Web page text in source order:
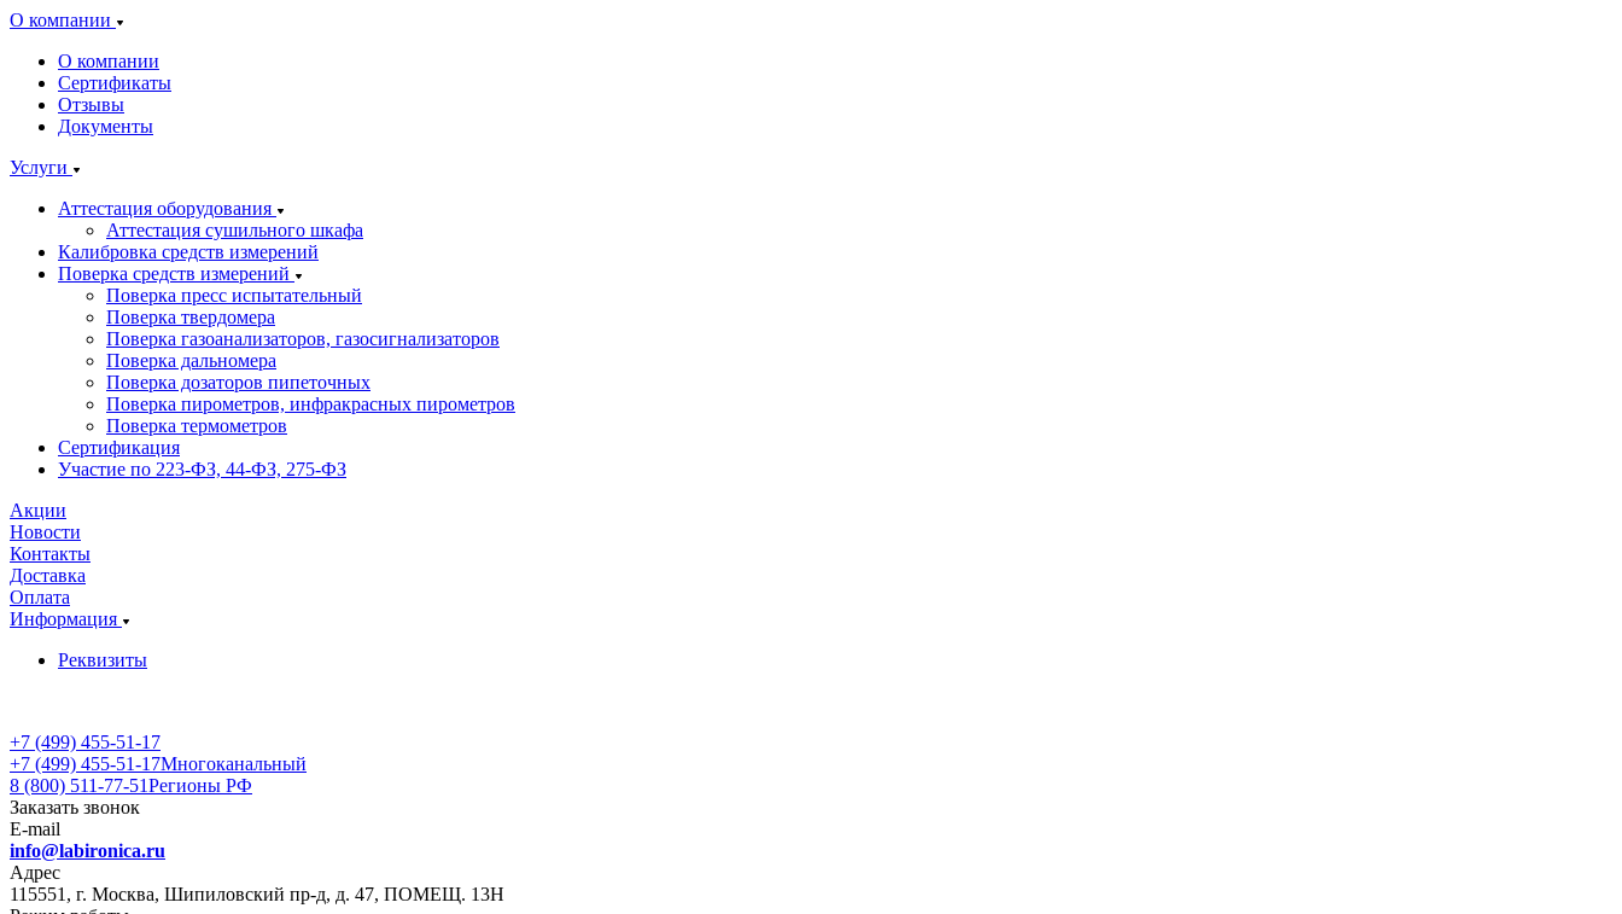
О компании
О компании
Сертификаты
Отзывы
Документы
Услуги
Аттестация оборудования
Аттестация сушильного шкафа
Калибровка средств измерений
Поверка средств измерений
Поверка пресс испытательный
Поверка твердомера
Поверка газоанализаторов, газосигнализаторов
Поверка дальномера
Поверка дозаторов пипеточных
Поверка пирометров, инфракрасных пирометров
Поверка термометров
Сертификация
Участие по 223-ФЗ, 44-ФЗ, 275-ФЗ
Акции
Новости
Контакты
Доставка
Оплата
Информация
Реквизиты
+7 (499) 455-51-17
+7 (499) 455-51-17Многоканальный
8 (800) 511-77-51Регионы РФ
Заказать звонок
E-mail
info@labironica.ru
Адрес
115551, г. Москва, Шипиловский пр-д, д. 47, ПОМЕЩ. 13Н